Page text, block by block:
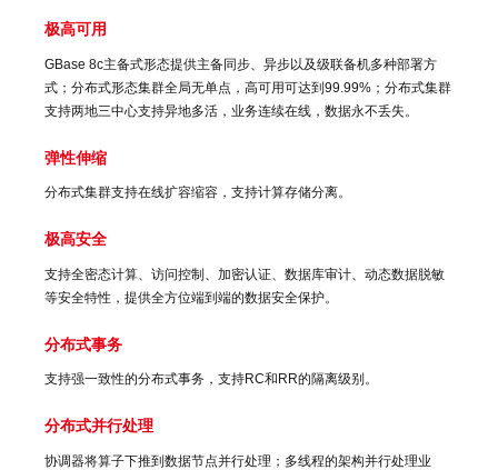
极高可用
GBase 8c主备式形态提供主备同步、异步以及级联备机多种部署方
式；分布式形态集群全局无单点，高可用可达到99.99%；分布式集群
支持两地三中心支持异地多活，业务连续在线，数据永不丢失。
弹性伸缩
分布式集群支持在线扩容缩容，支持计算存储分离。
极高安全
支持全密态计算、访问控制、加密认证、数据库审计、动态数据脱敏
等安全特性，提供全方位端到端的数据安全保护。
分布式事务
支持强一致性的分布式事务，支持RC和RR的隔离级别。
分布式并行处理
协调器将算子下推到数据节点并行处理；多线程的架构并行处理业